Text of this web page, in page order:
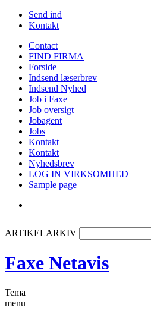
Send ind
Kontakt
Contact
FIND FIRMA
Forside
Indsend læserbrev
Indsend Nyhed
Job i Faxe
Job oversigt
Jobagent
Jobs
Kontakt
Kontakt
Nyhedsbrev
LOG IN VIRKSOMHED
Sample page
ARTIKELARKIV
Faxe Netavis
Tema
menu